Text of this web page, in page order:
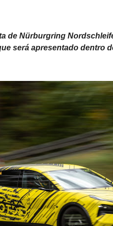
de Nürburgring
será apresentado dentro